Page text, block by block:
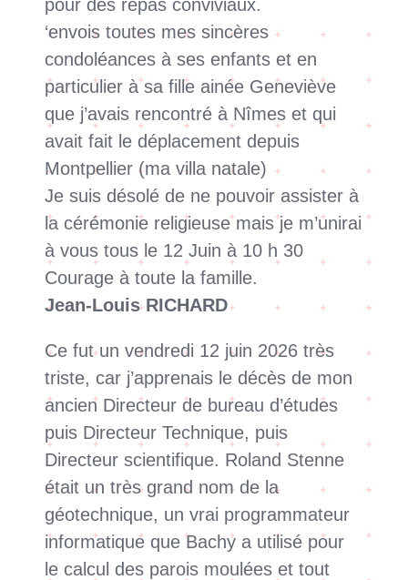
pour des repas conviviaux.
‘envois toutes mes sincères
condoléances à ses enfants et en
particulier à sa fille ainée Geneviève
que j’avais rencontré à Nîmes et qui
avait fait le déplacement depuis
Montpellier (ma villa natale)
Je suis désolé de ne pouvoir assister à
la cérémonie religieuse mais je m’unirai
à vous tous le 12 Juin à 10 h 30
Courage à toute la famille.
Jean-Louis RICHARD
Ce fut un vendredi 12 juin 2026 très
triste, car j’apprenais le décès de mon
ancien Directeur de bureau d’études
puis Directeur Technique, puis
Directeur scientifique. Roland Stenne
était un très grand nom de la
géotechnique, un vrai programmateur
informatique que Bachy a utilisé pour
le calcul des parois moulées et tout